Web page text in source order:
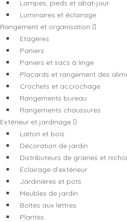
Lampes, pieds et abat-jour
Luminaires et éclairage
Rangement et organisation
Etagères
Paniers
Paniers et sacs à linge
Placards et rangement des
Crochets et accrochage
Rangements bureau
Rangements chaussures
Extérieur et jardinage
Laiton et bois
Décoration de jardin
Distributeurs de graines et
Eclairage d’extérieur
Jardinières et pots
Meubles de jardin
Boîtes aux lettres
Plantes